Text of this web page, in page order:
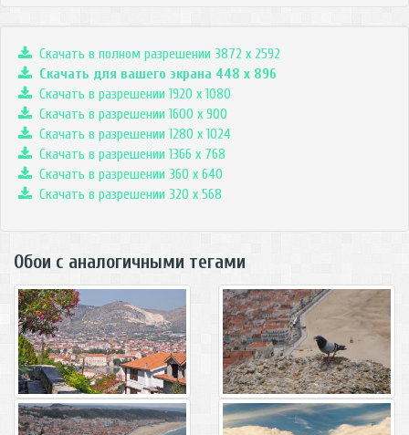
Скачать в полном разрешении 3872 x 2592
Скачать для вашего экрана 448 x 896
Скачать в разрешении 1920 x 1080
Скачать в разрешении 1600 x 900
Скачать в разрешении 1280 x 1024
Скачать в разрешении 1366 x 768
Скачать в разрешении 360 x 640
Скачать в разрешении 320 x 568
Обои с аналогичными тегами